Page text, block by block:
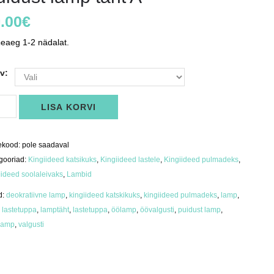
€
1-2 nädalat.
LISA KORVI
pole saadaval
Kingiideed katsikuks Kingiideed lastele Kingiideed pulmadeks
soolaleivaks Lambid
deokratiivne lamp ,kingiideed katskikuks ,kingiideed pulmadeks ,lamp
lastetuppa ,lamptäht ,lastetuppa ,öölamp ,öövalgusti ,puidust lamp
,valgusti